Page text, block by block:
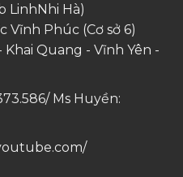
LinhNhi Hà)
Vĩnh Phúc (Cơ sở 6)
Khai Quang - Vĩnh Yên -
Ms Huyền: